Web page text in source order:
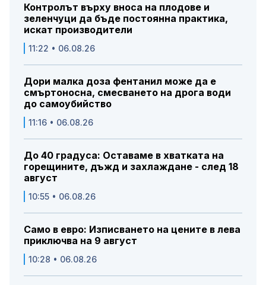
Контролът върху вноса на плодове и
зеленчуци да бъде постоянна практика,
искат производители
11:22 • 06.08.26
Дори малка доза фентанил може да е
смъртоносна, смесването на дрога води
до самоубийство
11:16 • 06.08.26
До 40 градуса: Оставаме в хватката на
горещините, дъжд и захлаждане - след 18
август
10:55 • 06.08.26
Само в евро: Изписването на цените в лева
приключва на 9 август
10:28 • 06.08.26